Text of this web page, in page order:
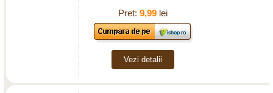
Pret: 9,99lei
Vezi detalii